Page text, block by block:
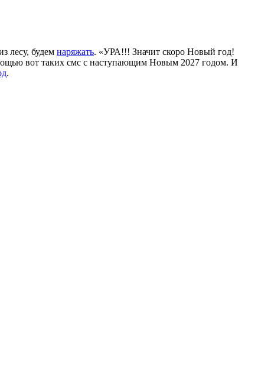
лесу, будем наряжать. «УРА!!! Значит скоро Новый год!
вот таких смс с наступающим Новым 2027 годом. И
.